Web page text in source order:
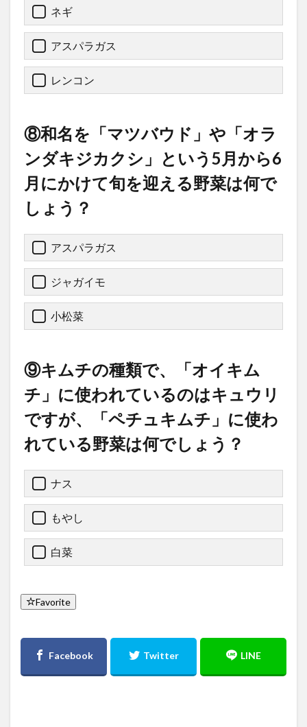
ネギ
アスパラガス
レンコン
⑧和名を「マツバウド」や「オラ
ンダキジカクシ」という5月から6
月にかけて旬を迎える野菜は何で
しょう？
アスパラガス
ジャガイモ
小松菜
⑨キムチの種類で、「オイキム
チ」に使われているのはキュウリ
ですが、「ペチュキムチ」に使わ
れている野菜は何でしょう？
ナス
もやし
白菜
Favorite